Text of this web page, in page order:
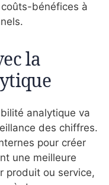
bénéfices à
la
analytique va
des chiffres.
pour créer
une meilleure
produit ou service,